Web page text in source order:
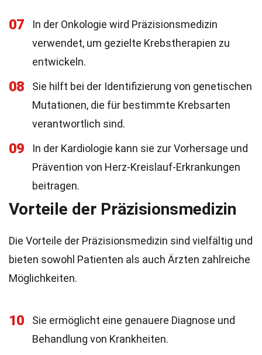
07
In der Onkologie wird Präzisionsmedizin
verwendet, um gezielte Krebstherapien zu
entwickeln.
08
Sie hilft bei der Identifizierung von genetischen
Mutationen, die für bestimmte Krebsarten
verantwortlich sind.
09
In der Kardiologie kann sie zur Vorhersage und
Prävention von Herz-Kreislauf-Erkrankungen
beitragen.
Vorteile der Präzisionsmedizin
Die Vorteile der Präzisionsmedizin sind vielfältig und
bieten sowohl Patienten als auch Ärzten zahlreiche
Möglichkeiten.
10
Sie ermöglicht eine genauere Diagnose und
Behandlung von Krankheiten.